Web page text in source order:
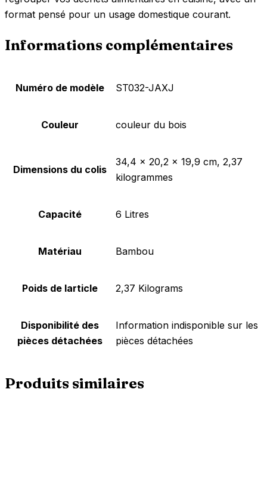
format pensé pour un usage domestique courant.
Informations complémentaires
Numéro de modèle ‎ST032-JAXJ
Couleur ‎couleur du bois
Dimensions du colis
‎34,4 x 20,2 x 19,9 cm, 2,37
kilogrammes
Capacité ‎6 Litres
Matériau ‎Bambou
Poids de larticle ‎2,37 Kilograms
Disponibilité des
pièces détachées
‎Information indisponible sur les
pièces détachées
Produits similaires